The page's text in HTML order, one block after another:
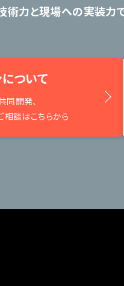
術力と現場への実装力で
について
同開発、
相談はこちらから